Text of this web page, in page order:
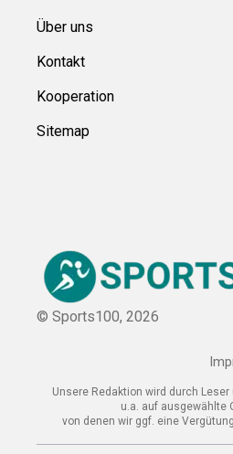
Über uns
Kontakt
Kooperation
Sitemap
© Sports100, 2026
Unsere Redaktion wird durch
u.a. auf ausgewählte
von denen wir ggf. eine